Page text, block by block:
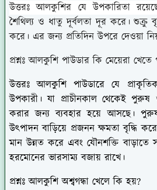
উত্তরঃ আলকুশির যে উপকারিতা
শৈথিল্য ও ধাতু দূর্বলতা দূর করে। শুক্রু
করে। এর জন্য প্রতিদিন উপরে দেওয়া
প্রশ্নঃআলকুশি পাউডার কি মেয়েরা খেতে
উত্তরঃ আলকুশি পাউডারে যে
উপকারী। যা প্রাচীনকাল থেকেই
করার জন্য ব্যবহার হয়ে আসছে।
উৎপাদন বাড়িয়ে প্রজনন ক্ষমতা বৃদ্ধি
মান উন্নত করে এবং যৌনশক্তি বাড়াতে
হরমোনের ভারসাম্য বজায় রাখে।
প্রশ্নঃ আলকুশি অশ্বগন্ধা খেলে কি হয়?